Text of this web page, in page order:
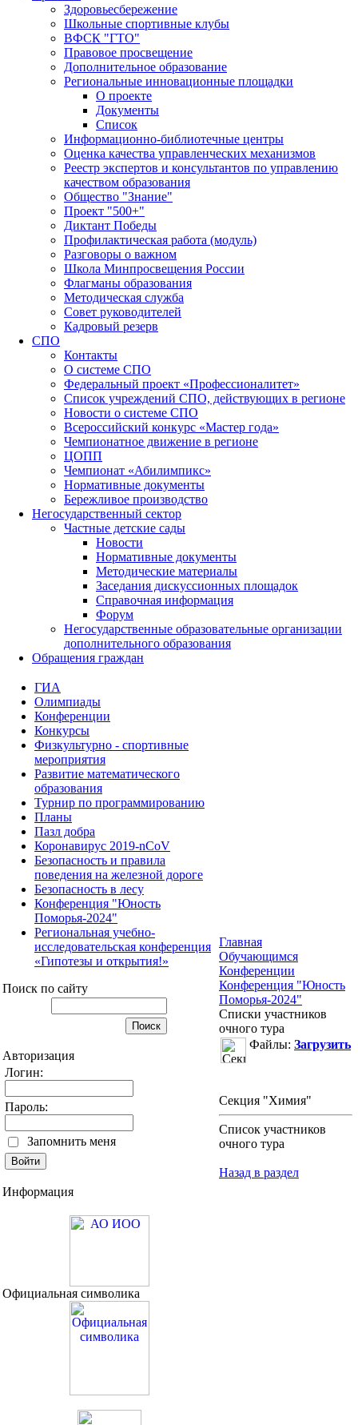
Здоровьесбережение
Школьные спортивные клубы
ВФСК "ГТО"
Правовое просвещение
Дополнительное образование
Региональные инновационные площадки
О проекте
Документы
Список
Информационно-библиотечные центры
Оценка качества управленческих механизмов
Реестр экспертов и консультантов по управлению
качеством образования
Общество "Знание"
Проект "500+"
Диктант Победы
Профилактическая работа (модуль)
Разговоры о важном
Школа Минпросвещения России
Флагманы образования
Методическая служба
Совет руководителей
Кадровый резерв
СПО
Контакты
О системе СПО
Федеральный проект «Профессионалитет»
Список учреждений СПО, действующих в регионе
Новости о системе СПО
Всероссийский конкурс «Мастер года»
Чемпионатное движение в регионе
ЦОПП
Чемпионат «Абилимпикс»
Нормативные документы
Бережливое производство
Негосударственный сектор
Частные детские сады
Новости
Нормативные документы
Методические материалы
Заседания дискуссионных площадок
Справочная информация
Форум
Негосударственные образовательные организации
дополнительного образования
Обращения граждан
ГИА
Олимпиады
Конференции
Конкурсы
Физкультурно - спортивные
мероприятия
Развитие математического
образования
Турнир по программированию
Планы
Пазл добра
Коронавирус 2019-nCoV
Безопасность и правила
поведения на железной дороге
Безопасность в лесу
Конференция "Юность
Поморья-2024"
Региональная учебно-
исследовательская конференция
«Гипотезы и открытия!»
Поиск по сайту
Авторизация
Логин:
Пароль:
Запомнить меня
Информация
Официальная символика
Главная
Обучающимся
Конференции
Конференция "Юность
Поморья-2024"
Списки участников
очного тура
Файлы: Загрузить
Секция "Химия"
Список участников
очного тура
Назад в раздел